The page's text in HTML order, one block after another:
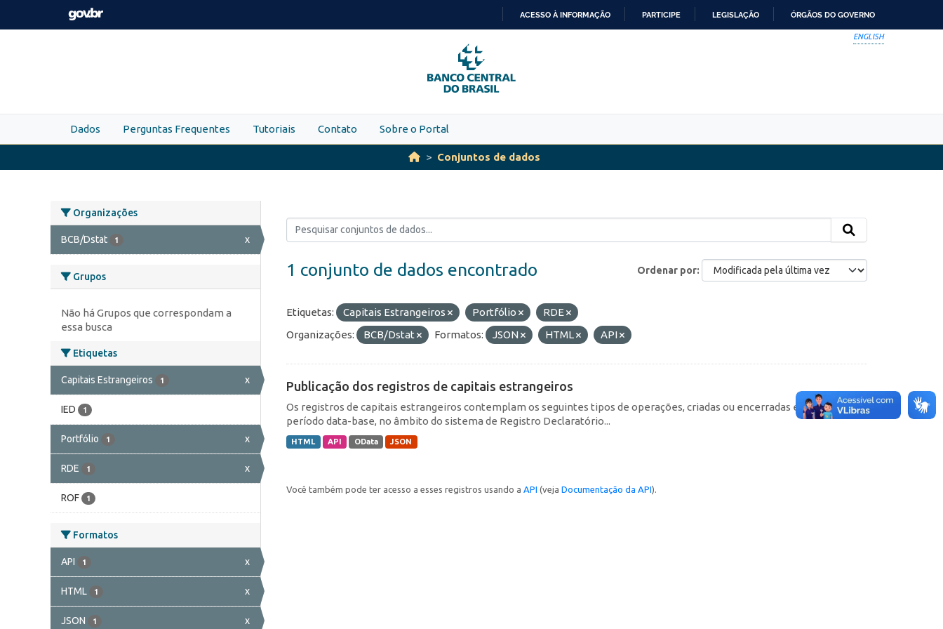
Skip to main content
PARA
O
CONTEÚDO
ACESSO À INFORMAÇÃO PARTICIPE LEGISLAÇÃO ÓRGÃOS DO GOVERNO
ENGLISH
Dados Perguntas Frequentes Tutoriais Contato Sobre o Portal
Conjuntos de dados
Organizações
BCB/Dstat 1 x
Grupos
Não há Grupos que correspondam a
essa busca
Etiquetas
Capitais Estrangeiros 1 x
IED 1
Portfólio 1 x
RDE 1 x
ROF 1
Formatos
API 1 x
HTML 1 x
JSON 1 x
Ordenar por
1 conjunto de dados encontrado
Etiquetas: Capitais Estrangeiros Portfólio
RDE
Organizações:
BCB/Dstat Formatos: JSON HTML API
Publicação dos registros de capitais estrangeiros
Os registros de capitais estrangeiros contemplam os seguintes tipos de operações, criadas ou encerradas em cada
período data-base, no âmbito do sistema de Registro Declaratório...
HTML API OData JSON
Você também pode ter acesso a esses registros usando a API (veja Documentação da API).